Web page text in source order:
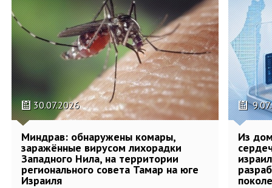
30.07.2026
Миндрав: обнаружены комары,
заражённые вирусом лихорадки
Западного Нила, на территории
регионального совета Тамар на юге
Израиля
Из